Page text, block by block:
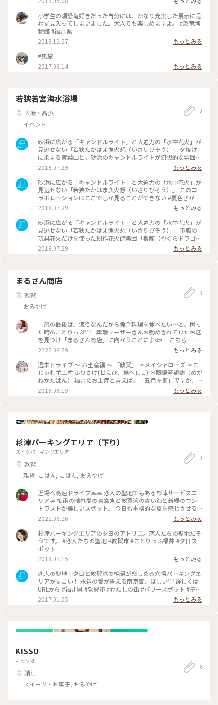
美味しさ #昆布屋孫兵衛 #おみやもたっぷり #mgスイーツ
#mg福井旅
るエリアということにも改めて驚きます✨💓 続く。。。 #昆布
屋孫兵衛 #歴史ある和菓子店 #元UN GRAIN昆布さんのお店
#17代目当主に✨ #スタイリッシュな外観のお店 #内装もおし
ゃれ度高し #お菓子という名の作品も美しく #懐かしの味わい
#旅の目的 #mg福井旅 #mgスイーツ #和も洋も楽しめる #ここ
から3人旅
小学生の頃恐竜好きだった自分には、かなり充実した展示に思
わず見入ってしまいました。大人でも楽しめますよ。 #恐竜博
物館 #福井県
2018.12.27
もっとみる
#奥旅
2017.06.14
もっとみる
若狭若宮海水浴場
大飯・高浜
イベント
3
砂浜に広がる「キャンドルライト」と大迫力の「水中花火」が
見逃せない「若狭たかはま漁火想（いさりびそう）」 夕焼け
に染まる青葉山と、砂浜のキャンドルライトが幻想的な雰囲気
を醸し出す。 #夏色さがし #わたしの街 #Dearふくい #ことり
っぷ福井 #福井県 #高浜町
2018.07.29
もっとみる
砂浜に広がる「キャンドルライト」と大迫力の「水中花火」が
見逃せない「若狭たかはま漁火想（いさりびそう）」 このコ
ラボレーションはここでしか見ることができない #夏色さがし
#わたしの街 #Dearふくい #ことりっぷ福井 #福井県 #高浜町
2018.07.29
もっとみる
砂浜に広がる「キャンドルライト」と大迫力の「水中花火」が
見逃せない「若狭たかはま漁火想（いさりびそう）」 市販の
玩具花火だけを使った創作花火師集団「櫓龍（やぐらドラゴ
ン）」による花火30万発のパフォーマンスは圧巻。 #夏色さが
し #わたしの街 #Dearふくい #ことりっぷ福井 #福井県 #高浜
2018.07.29 もっとみる
まるさん商店
敦賀
おみやげ
3
旅の最後は、海街なんだから魚介料理を食べたい〜と、困っ
た時のことりっぷ♡、素敵ユーザーさんお勧めされていたお店
を見つけ「まるさん商店」に向かうことに♪🐟 こちら一人
分なんです〜♪ 氷の桶に沢山の新鮮なお刺身の定食で、リー
ズナブル過ぎる〜✨✨ コリっと歯応えの良いお刺身に、暑さ
で食欲減退のこの日でしたが、一気に回復？ 福井らしい
物。。。お揚げの大きく分厚い焼いたものもテレビで観ていた
ので追加です。 表面パリッ、中はじゅわ～っと柚子胡椒など
で楽しみました。 猿田彦神社で見た狛犬、お口の中が真っ
赤で、迫力満点💦👄 醒ヶ井地蔵川沿いにあった、地元の主
#新鮮な魚介料理#早めの夕食#今度は蟹も食べに来たい#お得
い海#綺麗#mg#猿田彦神社#敦賀散歩#Myことりっぷ#私のこ
とりっぷ2022
2022.08.29
もっとみる
週末ドライブ 〜 お土産編 〜 「敦賀」 ＊メイシャローズ ＊こ
じゅれ手土産 ふりかけ(甘えび、鯖へしこ) ＊眼鏡堅麺麭（めが
ねかたぱん） 福井のお土産と言えば、「五月ヶ瀬」ですが、
今回は軽い食感の「メイシャローズ」を買いました。 ピーナ
ッツ、ココナッツ、カシューナッツ、アーモンドを生地の中に
2019.09.19 もっとみる
杉津パーキングエリア（下り）
スイヅパーキングエリア
敦賀
雑貨, ごはん, ごはん, おみやげ
3
近場へ高速ドライブ🚗🚗 恋人の聖地でもある杉津サービスエ
リア🚗 梅雨の晴れ間の青空☀️と敦賀湾の青い海と新緑のコン
トラストが美しいスポット。 今日も本格的な夏を感じさせる
暑さです💦💦
2022.06.26
もっとみる
杉津パーキングエリアの夕日のアトリエ。恋人たちの聖地だそ
うです。 #恋人たちの聖地 #敦賀市 #ことりっぷ福井 #夕日ス
ポット
2018.07.15
もっとみる
恋人の聖地！夕日と敦賀湾の絶景が楽しめる穴場パーキングエ
リアがすごい！ 永遠の愛が誓える南京錠、ほしい♡ 詳しくは
URLから #福井県 #敦賀市 #わたしの街 #パワースポット #デー
ト #絶景 #海 #夕日 #Dearふくい
2017.01.05 もっとみる
KISSO
キッソオ
鯖江
スイーツ・お菓子, おみやげ
3